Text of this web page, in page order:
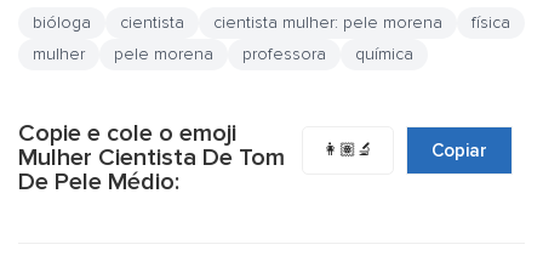
bióloga cientista cientista mulher: pele morena
física
mulher
pele morena professora química
Copie e cole o emoji
Mulher Cientista De Tom
De Pele Médio:
👩🏽‍🔬 Copiar